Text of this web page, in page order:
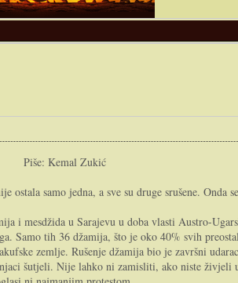
Piše: Kemal Zukić
ostala samo jedna, a sve su druge srušene. Onda
i mesdžida u Sarajevu u doba vlasti Austro-
Samo tih 36 džamija, što je oko 40% svih
zemlje. Rušenje džamija bio je završni
šutjeli. Nije lahko ni zamisliti, ako niste živjeli